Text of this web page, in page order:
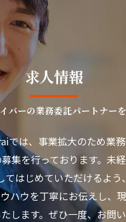
バーの業務委託パートナー
求人情報
では、事業拡大のため業
集を行っております。未
てはじめていただけるよう、
ハウを丁寧にお伝えし、
します。ぜひ一度、お問